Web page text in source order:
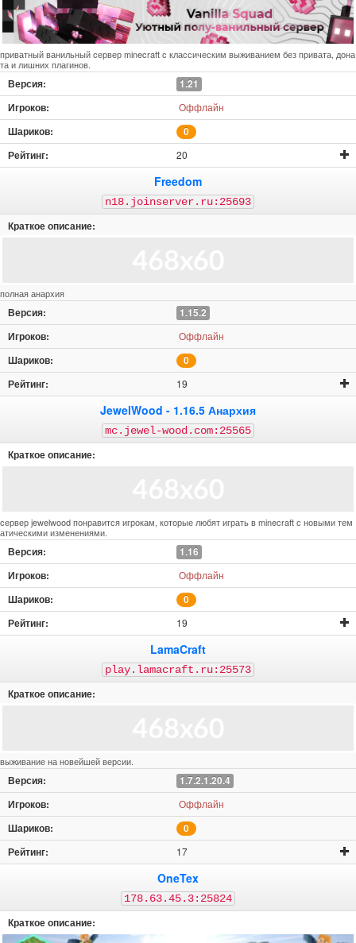
приватный ванильный сервер minecraft с классическим выживанием без привата, дона
та и лишних плагинов.
1.21
Оффлайн
0
20
Freedom
n18.joinserver.ru:25693
полная анархия
1.15.2
Оффлайн
0
19
JewelWood - 1.16.5 Анархия
mc.jewel-wood.com:25565
сервер jewelwood понравится игрокам, которые любят играть в minecraft с новыми тем
атическими изменениями.
1.16
Оффлайн
0
19
LamaCraft
play.lamacraft.ru:25573
выживание на новейшей версии.
1.7.2.1.20.4
Оффлайн
0
17
OneTex
178.63.45.3:25824